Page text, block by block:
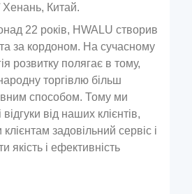
Хенань, Китай.
22 років, HWALU створив
та за кордоном. На сучасному
розвитку полягає в тому,
торгівлю більш
способом. Тому ми
від наших клієнтів,
задовільний сервіс і
якість і ефективність